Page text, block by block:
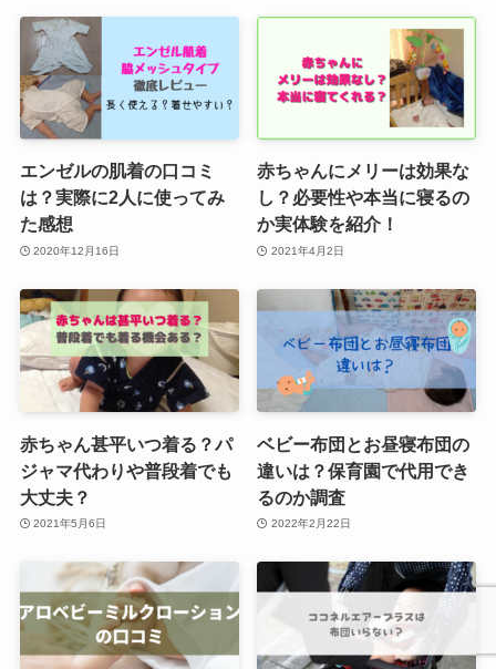
エンゼルの肌着の口コミ
は？実際に2人に使ってみ
た感想
2020年12月16日
赤ちゃんにメリーは効果な
し？必要性や本当に寝るの
か実体験を紹介！
2021年4月2日
赤ちゃん甚平いつ着る？パ
ジャマ代わりや普段着でも
大丈夫？
2021年5月6日
ベビー布団とお昼寝布団の
違いは？保育園で代用でき
るのか調査
2022年2月22日